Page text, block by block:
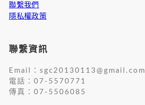
聯繫我們
隱私權政策
聯繫資訊
Email：sgc20130113@gmail.com
電話：07-5570771
傳真：07-5506085